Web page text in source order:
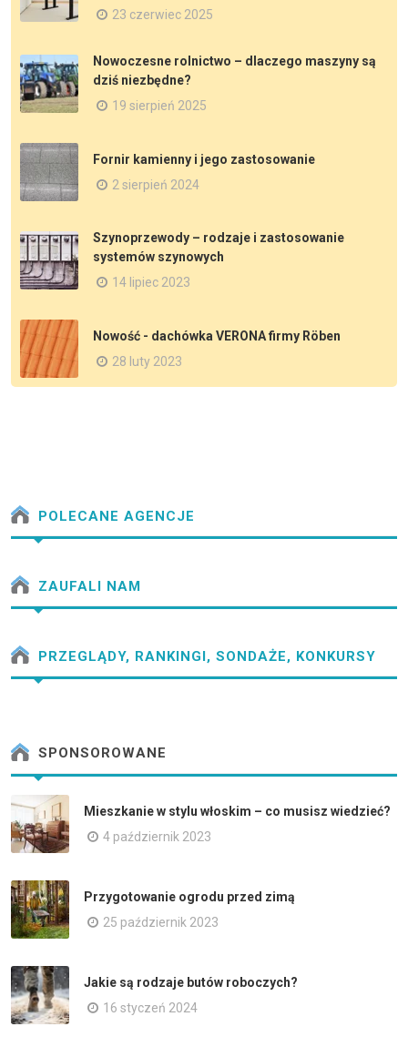
23 czerwiec 2025
Nowoczesne rolnictwo – dlaczego maszyny są
dziś niezbędne?
19 sierpień 2025
Fornir kamienny i jego zastosowanie
2 sierpień 2024
Szynoprzewody – rodzaje i zastosowanie
systemów szynowych
14 lipiec 2023
Nowość - dachówka VERONA firmy Röben
28 luty 2023
POLECANE AGENCJE
ZAUFALI NAM
PRZEGLĄDY, RANKINGI, SONDAŻE, KONKURSY
SPONSOROWANE
Mieszkanie w stylu włoskim – co musisz wiedzieć?
4 październik 2023
Przygotowanie ogrodu przed zimą
25 październik 2023
Jakie są rodzaje butów roboczych?
16 styczeń 2024